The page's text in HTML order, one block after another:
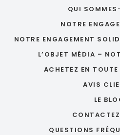
QUI
NOTRE
NOTRE ENGAGEMENT
L’OBJET MÉDIA –
ACHETEZ EN
AVIS
LE
QUESTIONS